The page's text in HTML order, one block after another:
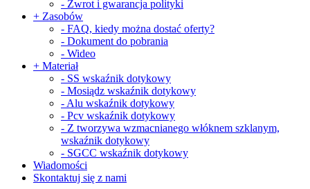
- Zwrot i gwarancja polityki
+ Zasobów
- FAQ, kiedy można dostać oferty?
- Dokument do pobrania
- Wideo
+ Materiał
- SS wskaźnik dotykowy
- Mosiądz wskaźnik dotykowy
- Alu wskaźnik dotykowy
- Pcv wskaźnik dotykowy
- Z tworzywa wzmacnianego włóknem szklanym,
wskaźnik dotykowy
- SGCC wskaźnik dotykowy
Wiadomości
Skontaktuj się z nami